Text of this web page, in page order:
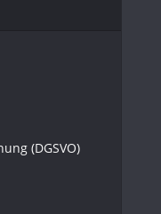
(DGSVO)